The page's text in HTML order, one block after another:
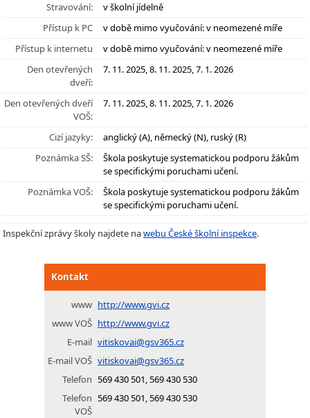
Stravování:
v školní jídelně
Přístup k PC
v době mimo vyučování: v neomezené míře
Přístup k internetu
v době mimo vyučování: v neomezené míře
Den otevřených
dveří:
7. 11. 2025, 8. 11. 2025, 7. 1. 2026
Den otevřených dveří
VOŠ:
7. 11. 2025, 8. 11. 2025, 7. 1. 2026
Cizí jazyky:
anglický (A), německý (N), ruský (R)
Poznámka SŠ:
Škola poskytuje systematickou podporu žákům
se specifickými poruchami učení.
Poznámka VOŠ:
Škola poskytuje systematickou podporu žákům
se specifickými poruchami učení.
Inspekční zprávy školy najdete nawebu České školní inspekce.
Kontakt
www http://www.gvi.cz
www VOŠ http://www.gvi.cz
E-mail vitiskovai@gsv365.cz
E-mail VOŠ vitiskovai@gsv365.cz
Telefon 569 430 501, 569 430 530
Telefon
VOŠ
569 430 501, 569 430 530